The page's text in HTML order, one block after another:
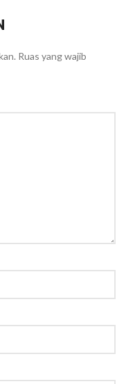
Ruas yang wajib